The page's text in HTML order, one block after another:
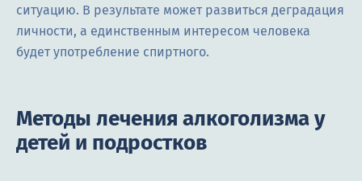
ситуацию. В результате может развиться деградация
личности, а единственным интересом человека
будет употребление спиртного.
Методы лечения алкоголизма у
детей и подростков